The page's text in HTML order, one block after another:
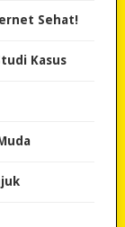
Sehat!
Kasus